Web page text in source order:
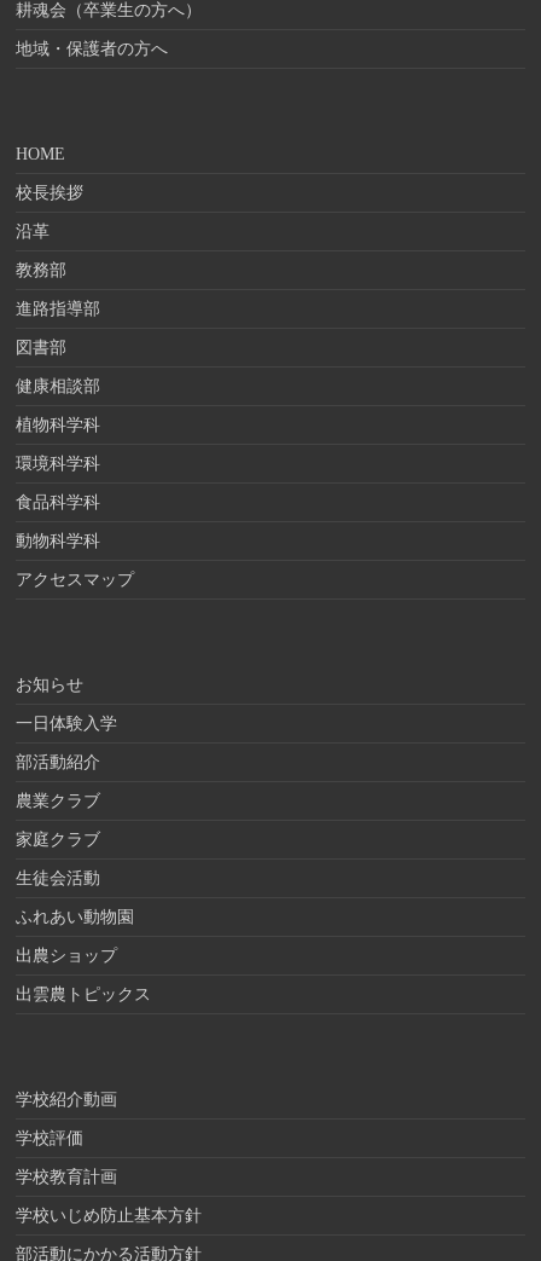
耕魂会（卒業生の方へ）
地域・保護者の方へ
HOME
校長挨拶
沿革
教務部
進路指導部
図書部
健康相談部
植物科学科
環境科学科
食品科学科
動物科学科
アクセスマップ
お知らせ
一日体験入学
部活動紹介
農業クラブ
家庭クラブ
生徒会活動
ふれあい動物園
出農ショップ
出雲農トピックス
学校紹介動画
学校評価
学校教育計画
学校いじめ防止基本方針
部活動にかかる活動方針